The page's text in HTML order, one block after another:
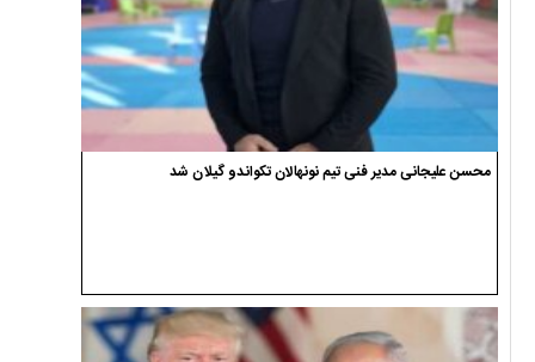
محسن علیجانی مدیر فنی تیم نونهالان تکواندو گیلان شد